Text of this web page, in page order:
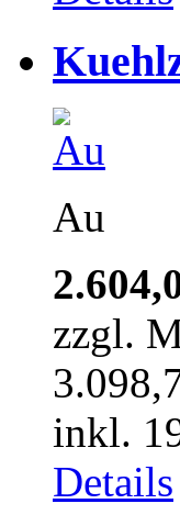
Au
zzgl.
inkl.
Details